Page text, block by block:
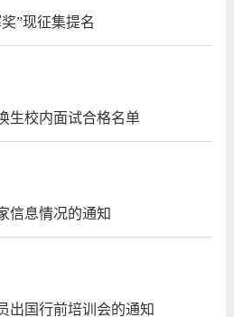
”现征集提名
生校内面试合格名单
信息情况的通知
出国行前培训会的通知